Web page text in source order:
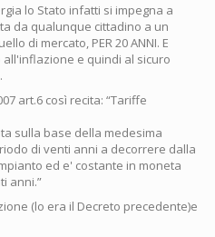
lo Stato infatti si impegna a
da qualunque cittadino a un
di mercato, PER 20 ANNI. E
e quindi al sicuro
art.6 così recita: “Tariffe
sulla base della medesima
di venti anni a decorrere dalla
ed e' costante in moneta
anni.”
(lo era il Decreto precedente)e